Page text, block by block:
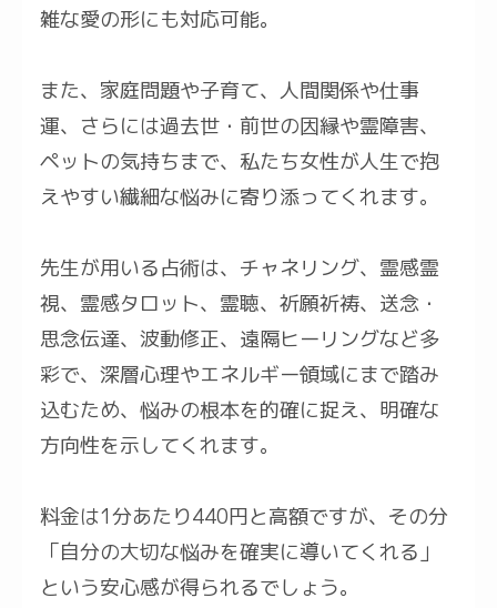
雑な愛の形にも対応可能。
また、家庭問題や子育て、人間関係や仕事
運、さらには過去世・前世の因縁や霊障害、
ペットの気持ちまで、私たち女性が人生で抱
えやすい繊細な悩みに寄り添ってくれます。
先生が用いる占術は、チャネリング、霊感霊
視、霊感タロット、霊聴、祈願祈祷、送念・
思念伝達、波動修正、遠隔ヒーリングなど多
彩で、深層心理やエネルギー領域にまで踏み
込むため、悩みの根本を的確に捉え、明確な
方向性を示してくれます。
料金は1分あたり440円と高額ですが、その分
「自分の大切な悩みを確実に導いてくれる」
という安心感が得られるでしょう。